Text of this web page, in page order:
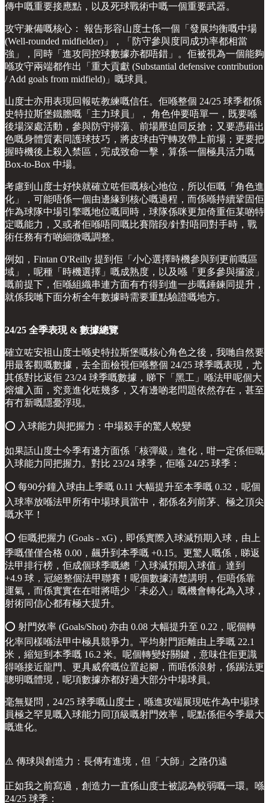
傳中嘅重要接應點，以及死球戰術中嘅一個重要武器。
攻守兼備嘅核心： 報告形容山度士係一個「發展均衡嘅中場
(Well-rounded midfielder)」，「防守參與度同成功率都相當
強」，同時「進攻同控球數據亦都唔錯」。佢被視為一個能夠
喺攻守兩端都作出「重大貢獻 (Substantial defensive contribution
/ Add goals from midfield)」嘅球員。
山度士亦用表現回報咗教練嘅信任。佢喺整個 24/25 球季都係
史特拉斯堡鐵膽嘅「主力球員」， 角色仲要唔單一，既要喺
後場深處活動，參與防守掃蕩、前場壓迫同反搶；又要憑藉出
色嘅身體質素同護球技巧，將皮球由守轉攻帶上前場；更要把
握時機後上殺入禁區，完成致命一擊，算係一個極具活力嘅
Box-to-Box 中場。
考慮到山度士好快就確立咗佢嘅核心地位，所以佢嘅「角色進
化」，可能唔係一個由邊緣到核心嘅過程，而係喺持續鞏固佢
作為球隊中場引擎嘅地位嘅同時，球隊係咪更加倚重佢某啲特
定嘅能力，又或者佢喺唔同嘅比賽階段/針對唔同對手時，戰
術任務有冇啲細微嘅調整。
例如，Fintan O'Reilly 提到佢「小心選擇時機參與到更前嘅區
域」，呢種「時機選擇」嘅成熟度，以及喺「更多參與攞波」
嘅前提下，佢喺組織串連方面有冇得到進一步嘅錘鍊同提升，
就係我哋下面分析全年數據時需要重點驗證嘅地方。
24/25 全季表現 & 數據總覽
確立咗安祖山度士喺史特拉斯堡嘅核心角色之後，我哋自然要
用最客觀嘅數據，去全面檢視佢喺整個 24/25 球季嘅表現，尤
其係對比返佢 23/24 球季嘅數據，睇下「黑工」喺法甲呢個大
熔爐入面，究竟進化咗幾多，又有邊啲老問題依然存在，甚至
有冇新嘅隱憂浮現。
⭕️ 入球能力與把握力：中場殺手的驚人蛻變
如果話山度士今季有邊方面係「核彈級」進化，咁一定係佢嘅
入球能力同把握力。對比 23/24 球季，佢喺 24/25 球季：
⭕️ 每90分鐘入球由上季嘅 0.11 大幅提升至本季嘅 0.32，呢個
入球率放喺法甲所有中場球員當中，都係名列前茅、極之頂尖
嘅水平！
⭕️ 佢嘅把握力 (Goals - xG)，即係實際入球減預期入球，由上
季嘅僅僅合格 0.00，飆升到本季嘅 +0.15。更驚人嘅係，睇返
法甲排行榜，佢成個球季嘅總「入球減預期入球值」達到
+4.9 球，冠絕整個法甲聯賽！呢個數據清楚講明，佢唔係靠
運氣，而係實實在在咁將唔少「未必入」嘅機會轉化為入球，
射術同信心都有極大提升。
⭕️ 射門效率 (Goals/Shot) 亦由 0.08 大幅提升至 0.22，呢個轉
化率同樣喺法甲中極具競爭力。平均射門距離由上季嘅 22.1
米，縮短到本季嘅 16.2 米。呢個轉變好關鍵，意味住佢更識
得喺接近龍門、更具威脅嘅位置起腳，而唔係浪射，係踢法更
聰明嘅體現，呢項數據亦都好過大部分中場球員。
毫無疑問，24/25 球季嘅山度士，喺進攻端展現咗作為中場球
員極之罕見嘅入球能力同頂級嘅射門效率，呢點係佢今季最大
嘅進化。
⚠️ 傳球與創造力：長傳有進境，但「大師」之路仍遠
正如我之前寫過，創造力一直係山度士被認為較弱嘅一環。喺
24/25 球季：